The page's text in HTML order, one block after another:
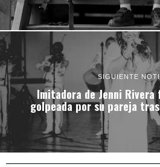
SIGUIENTE
Imitadora de Jenni
golpeada por su pareja